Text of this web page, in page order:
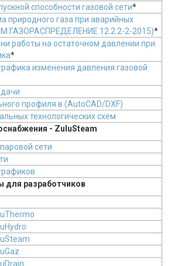
способности газовой сети*
природного газа при аварийных
ГАЗОРАСПРЕДЕЛЕНИЕ 12.2.2-2-2015)*
работы на остаточном давлении при
*
изменения давления газовой
профиля в (AutoCAD/DXF)
технологических схем
- ZuluSteam
сети
для разработчиков